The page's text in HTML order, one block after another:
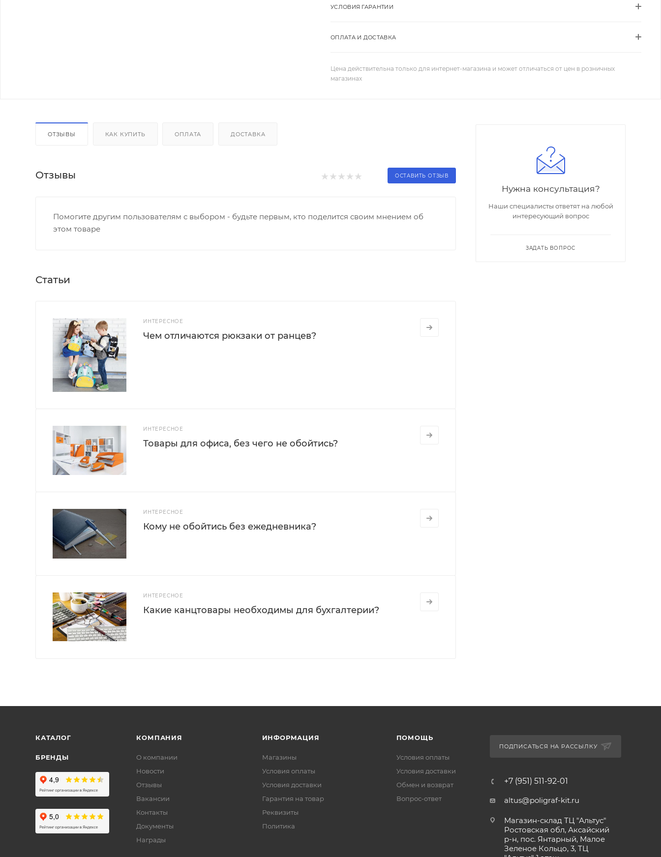
УСЛОВИЯ ГАРАНТИИ
ОПЛАТА И ДОСТАВКА
Цена действительна только для интернет-магазина и может отличаться от цен в розничных
магазинах
ОТЗЫВЫ КАК КУПИТЬ ОПЛАТА ДОСТАВКА
Отзывы ОСТАВИТЬ ОТЗЫВ
Помогите другим пользователям с выбором - будьте первым, кто поделится своим мнением об
этом товаре
Статьи
ИНТЕРЕСНОЕ
Чем отличаются рюкзаки от ранцев?
ИНТЕРЕСНОЕ
Товары для офиса, без чего не обойтись?
ИНТЕРЕСНОЕ
Кому не обойтись без ежедневника?
ИНТЕРЕСНОЕ
Какие канцтовары необходимы для бухгалтерии?
Нужна консультация?
Наши специалисты ответят на любой
интересующий вопрос
ЗАДАТЬ ВОПРОС
КАТАЛОГ
БРЕНДЫ
КОМПАНИЯ
О компании
Новости
Отзывы
Вакансии
Контакты
Документы
Награды
ИНФОРМАЦИЯ
Магазины
Условия оплаты
Условия доставки
Гарантия на товар
Реквизиты
Политика
ПОМОЩЬ
Условия оплаты
Условия доставки
Обмен и возврат
Вопрос-ответ
ПОДПИСАТЬСЯ НА РАССЫЛКУ
+7 (951) 511-92-01
altus@poligraf-kit.ru
Магазин-склад ТЦ "Альтус"
Ростовская обл, Аксайский
р-н, пос. Янтарный, Малое
Зеленое Кольцо, 3, ТЦ